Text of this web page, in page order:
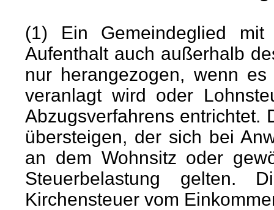
(1) Ein Gemeindeglied mit
Aufenthalt auch außerhalb
nur herangezogen, wenn
veranlagt wird oder
Abzugsverfahrens entrichtet.
übersteigen, der sich bei
an dem Wohnsitz oder
Steuerbelastung gelten.
Kirchensteuer vom